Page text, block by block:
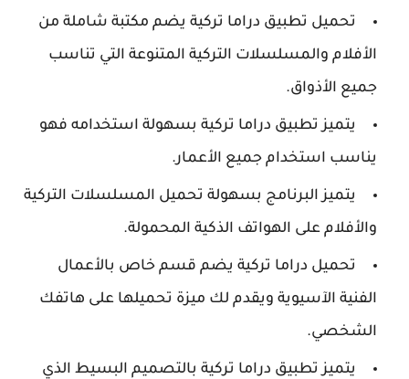
تحميل تطبيق دراما تركية يضم مكتبة شاملة من
الأفلام والمسلسلات التركية المتنوعة التي تناسب
جميع الأذواق.
يتميز تطبيق دراما تركية بسهولة استخدامه فهو
يناسب استخدام جميع الأعمار.
يتميز البرنامج بسهولة تحميل المسلسلات التركية
والأفلام على الهواتف الذكية المحمولة.
تحميل دراما تركية يضم قسم خاص بالأعمال
الفنية الآسيوية ويقدم لك ميزة تحميلها على هاتفك
الشخصي.
يتميز تطبيق دراما تركية بالتصميم البسيط الذي